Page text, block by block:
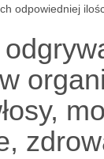
odpowiedniej